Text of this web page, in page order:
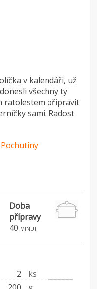
v kalendáři, už
všechny ty
ratolestem připravit
sami. Radost
Pochutiny
Doba
přípravy
40 minut
2
ks